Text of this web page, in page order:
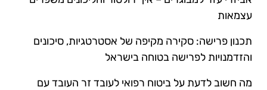
עצמאות
תכנון פרישה: סקירה מקיפה של אסטרטגיות, סיכונים
והזדמנויות לפרישה בטוחה בישראל
מה חשוב לדעת על ביטוח רפואי לעובד זר העובד עם